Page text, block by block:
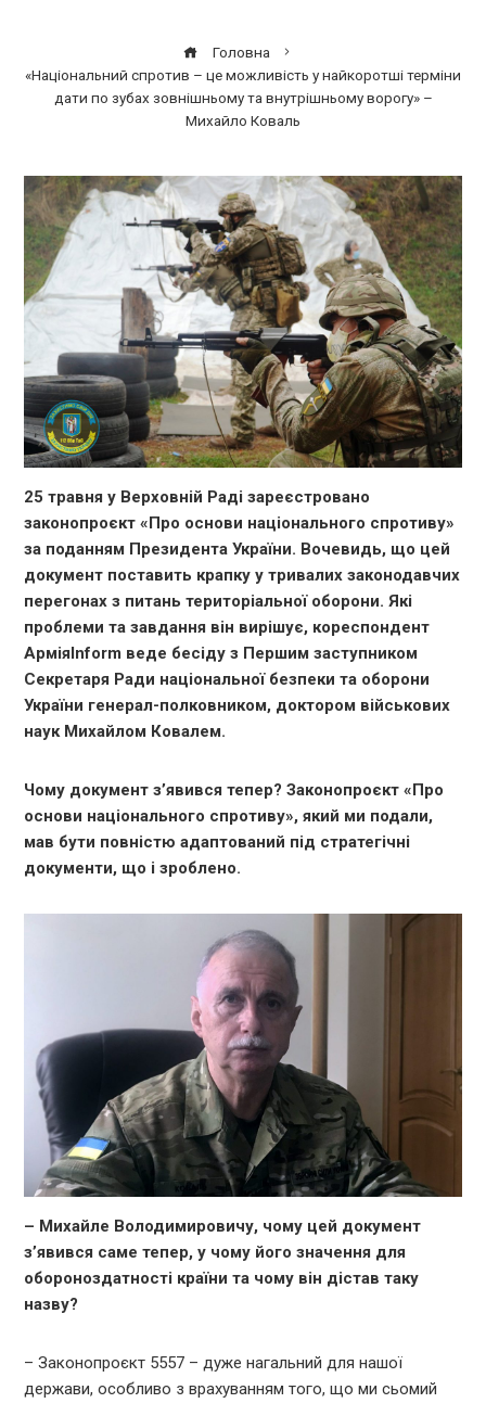
Головна
«Національний спротив – це можливість у найкоротші терміни
дати по зубах зовнішньому та внутрішньому ворогу» –
Михайло Коваль
25 травня у Верховній Раді зареєстровано
законопроєкт «Про основи національного спротиву»
за поданням Президента України. Вочевидь, що цей
документ поставить крапку у тривалих законодавчих
перегонах з питань територіальної оборони. Які
проблеми та завдання він вирішує, кореспондент
АрміяInform веде бесіду з Першим заступником
Секретаря Ради національної безпеки та оборони
України генерал-полковником, доктором військових
наук Михайлом Ковалем.
Чому документ з’явився тепер? Законопроєкт «Про
основи національного спротиву», який ми подали,
мав бути повністю адаптований під стратегічні
документи, що і зроблено.
– Михайле Володимировичу, чому цей документ
з’явився саме тепер, у чому його значення для
обороноздатності країни та чому він дістав таку
назву?
– Законопроєкт 5557 – дуже нагальний для нашої
держави, особливо з врахуванням того, що ми сьомий